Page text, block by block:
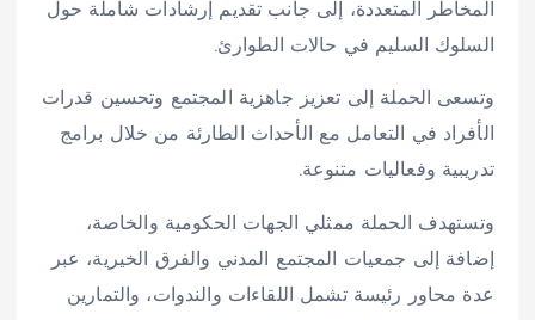
المخاطر المتعددة، إلى جانب تقديم إرشادات شاملة حول
السلوك السليم في حالات الطوارئ.
وتسعى الحملة إلى تعزيز جاهزية المجتمع وتحسين قدرات
الأفراد في التعامل مع الأحداث الطارئة من خلال برامج
تدريبية وفعاليات متنوعة.
وتستهدف الحملة ممثلي الجهات الحكومية والخاصة،
إضافة إلى جمعيات المجتمع المدني والفرق الخيرية، عبر
عدة محاور رئيسة تشمل اللقاءات والندوات، والتمارين